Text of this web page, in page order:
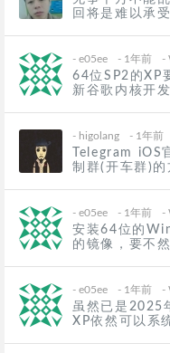
回将是难以承
64位SP2的XP
新谷歌内核开
-e05ee - 1年前 -
Telegram iOS
制群(开车群)的
- higolang - 1年前
安装64位的
的镜像，要不
-e05ee - 1年前 -
虽然已是2025
XP依然可以系
-e05ee - 1年前 -